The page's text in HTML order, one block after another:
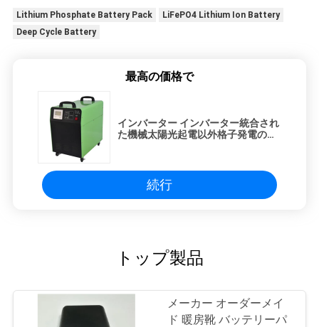
Lithium Phosphate Battery Pack
LiFePO4 Lithium Ion Battery
Deep Cycle Battery
最高の価格で
インバーター インバーター統合され
た機械太陽光起電以外格子発電の世
続行
トップ製品
メーカー オーダーメイ
ド 暖房靴 バッテリーパ